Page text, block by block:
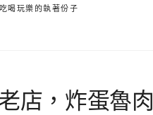
喝玩樂的執著份子
店，炸蛋魯肉